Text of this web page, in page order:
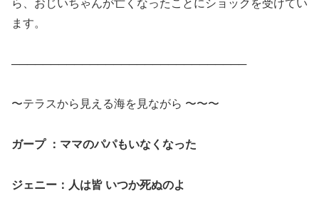
ら、おじいちゃんが亡くなったことにショックを受けてい
ます。
──────────────────────────────
〜テラスから見える海を見ながら 〜〜〜
ガープ ：ママのパパもいなくなった
ジェニー：人は皆 いつか死ぬのよ